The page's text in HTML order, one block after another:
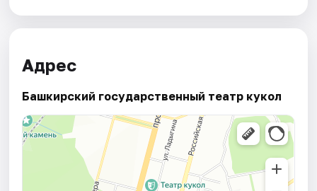
Адрес
Башкирский государственный театр кукол